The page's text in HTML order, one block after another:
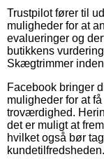
Trustpilot fører til
muligheder for at
evalueringer og
butikkens
Skægtrimmer
Facebook bringer
muligheder for at
troværdighed.
det er muligt at
hvilket også bør
kundetilfredsheden.